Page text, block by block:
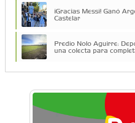
¡Gracias Messi! Ganó
Castelar
Predio Nolo Aguirre:
una colecta para
Facundo Rojas Manera:
Argentina en lo más alto”